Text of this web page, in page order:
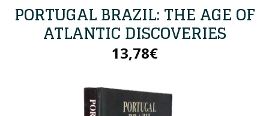
PORTUGAL BRAZIL: THE AGE OF
ATLANTIC DISCOVERIES
13,78€